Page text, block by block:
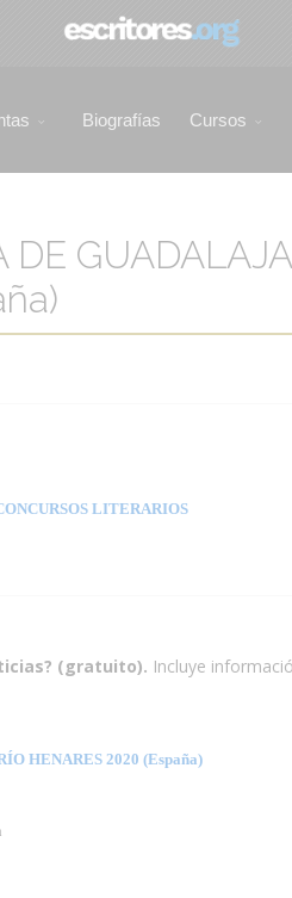
Biografías Cursos
DE
LITERARIOS
(gratuito). Incluye
HENARES 2020 (España)